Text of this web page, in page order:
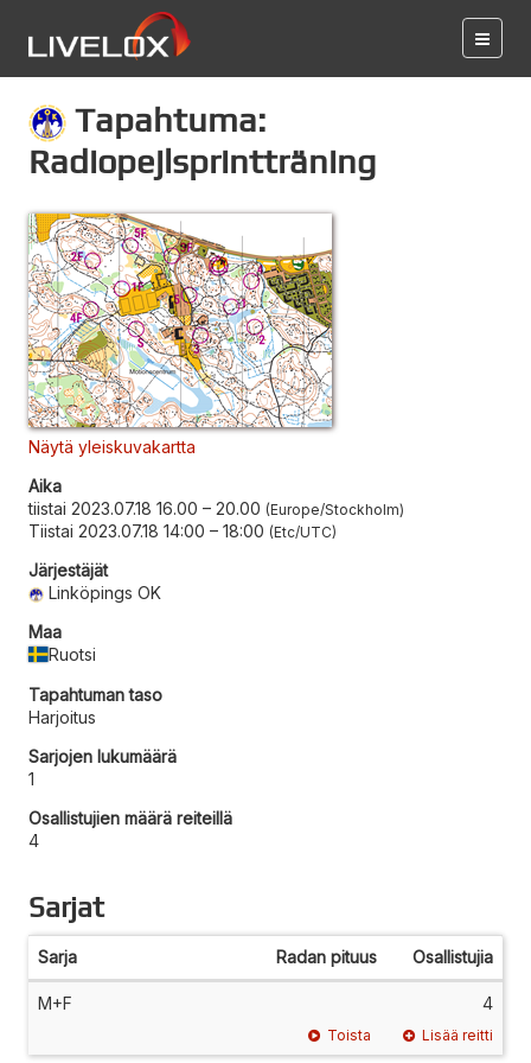
Tapahtuma:
Radiopejlsprintträning
Näytä yleiskuvakartta
Aika
tiistai 2023.07.18 16.00 – 20.00 Europe/Stockholm
Tiistai 2023.07.18 14:00 – 18:00 Etc/UTC
Järjestäjät
Linköpings OK
Maa
Ruotsi
Tapahtuman taso
Harjoitus
Sarjojen lukumäärä
1
Osallistujien määrä reiteillä
4
Sarjat
Sarja Radan pituus Osallistujia
M+F 4
Toista Lisää reitti